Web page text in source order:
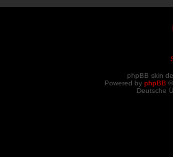
phpBB skin
Powered by phpBB
Deutsche